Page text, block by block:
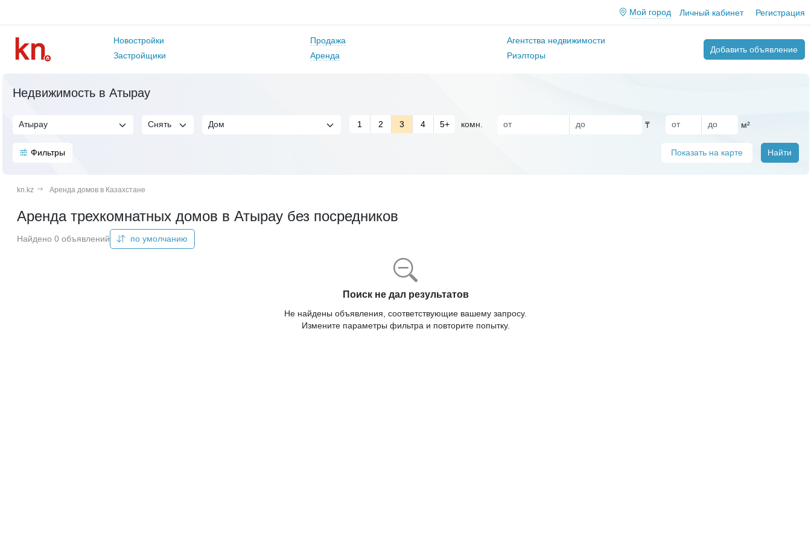
Мой город Личный кабинет Регистрация
Новостройки
Застройщики
Продажа
Аренда
Агентства недвижимости
Риэлторы
Добавить объявление
Недвижимость в Атырау
1 2 3 4 5+ комн. ₸ м²
Фильтры Показать на карте Найти
kn.kz Аренда домов в Казахстане
Аренда трехкомнатных домов в Атырау без посредников
Найдено 0 объявлений по умолчанию
Поиск не дал результатов
Не найдены объявления, соответствующие вашему запросу.
Измените параметры фильтра и повторите попытку.